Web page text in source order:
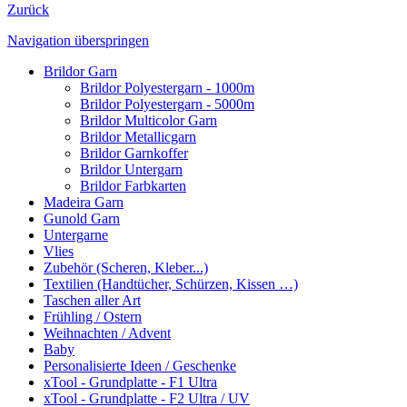
Zurück
Navigation überspringen
Brildor Garn
Brildor Polyestergarn - 1000m
Brildor Polyestergarn - 5000m
Brildor Multicolor Garn
Brildor Metallicgarn
Brildor Garnkoffer
Brildor Untergarn
Brildor Farbkarten
Madeira Garn
Gunold Garn
Untergarne
Vlies
Zubehör (Scheren, Kleber...)
Textilien (Handtücher, Schürzen, Kissen …)
Taschen aller Art
Frühling / Ostern
Weihnachten / Advent
Baby
Personalisierte Ideen / Geschenke
xTool - Grundplatte - F1 Ultra
xTool - Grundplatte - F2 Ultra / UV